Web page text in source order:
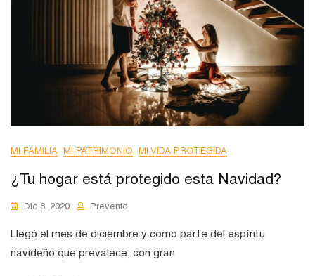
MI FAMILIA MI PATRIMONIO MI VIDA PROTEGIDA
¿Tu hogar está protegido esta Navidad?
Dic 8, 2020 Prevento
Llegó el mes de diciembre y como parte del espíritu
navideño que prevalece, con gran